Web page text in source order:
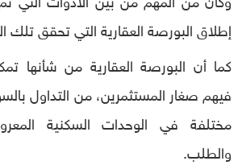
إطلاق البورصة العقارية التي تحقق تلك
كما أن البورصة العقارية من شأنها
فيهم صغار المستثمرين، من التداول
مختلفة في الوحدات السكنية
والطلب.